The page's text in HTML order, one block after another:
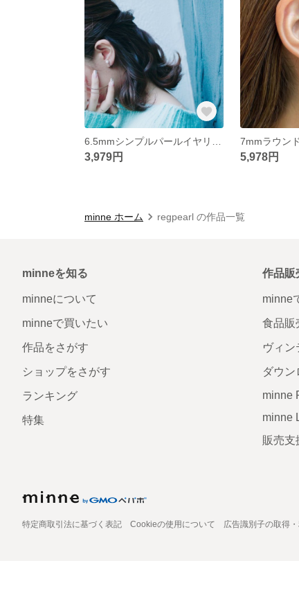
3,979円 5,978円
minne ホーム regpearl の作品一覧
minneを知る
minneについて
minneで買いたい
作品をさがす
ショップをさがす
ランキング
特集
作品販
minne
食品販
ヴィン
ダウン
minne
minne
販売支
特定商取引法に基づく表記 Cookieの使用について 広告識別子の取得・